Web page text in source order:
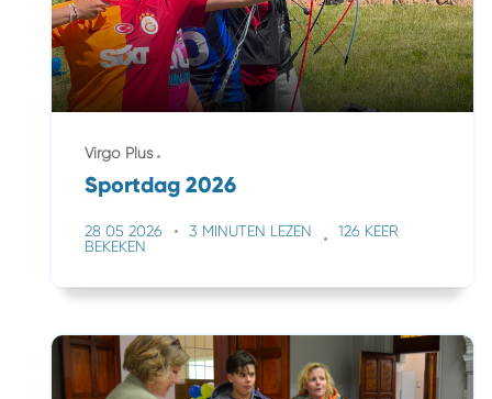
Virgo Plus
Sportdag 2026
28 05 2026 3 MINUTEN LEZEN
126 KEER
BEKEKEN